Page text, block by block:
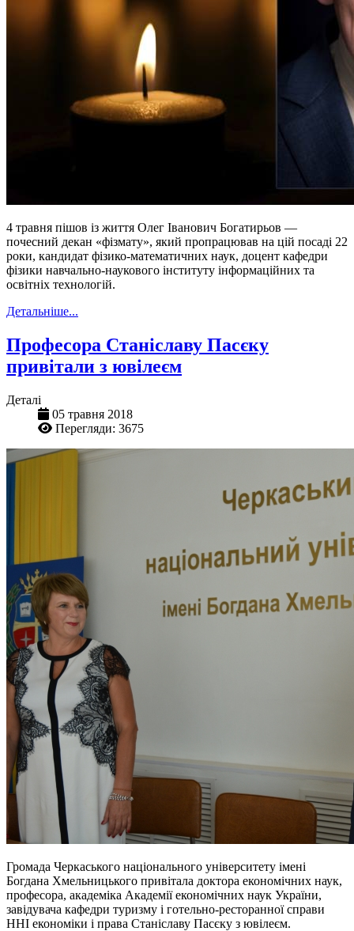
4 травня пішов із життя Олег Іванович Богатирьов —
почесний декан «фізмату», який пропрацював на цій посаді 22
роки, кандидат фізико-математичних наук, доцент кафедри
фізики навчально-наукового інституту інформаційних та
освітніх технологій.
Детальніше...
Професора Станіславу Пасєку
привітали з ювілеєм
Деталі
05 травня 2018
Перегляди: 3675
Громада Черкаського національного університету імені
Богдана Хмельницького привітала доктора економічних наук,
професора, академіка Академії економічних наук України,
завідувача кафедри туризму і готельно-ресторанної справи
ННІ економіки і права Станіславу Пасєку з ювілеєм.